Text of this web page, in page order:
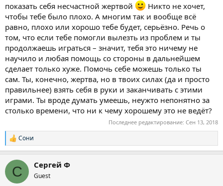
показать себя несчастной жертвой
Никто не хочет,
чтобы тебе было плохо. А многим так и вообще всё
равно, плохо или хорошо тебе будет, серьёзно. Речь о
том, что если тебе помогли вылезть из проблем и ты
продолжаешь играться – значит, тебя это ничему не
научило и любая помощь со стороны в дальнейшем
сделает только хуже. Помочь себе можешь только ты
сам. Ты, конечно, жертва, но в твоих силах (да и просто
правильнее) взять себя в руки и заканчивать с этими
играми. Ты вроде думать умеешь, неужто непонятно за
столько времени, что ни к чему хорошему это не ведёт?
Последнее редактирование: Сен 13, 2018
Р
е
к
и
Сони
С Сергей Ф
Guest